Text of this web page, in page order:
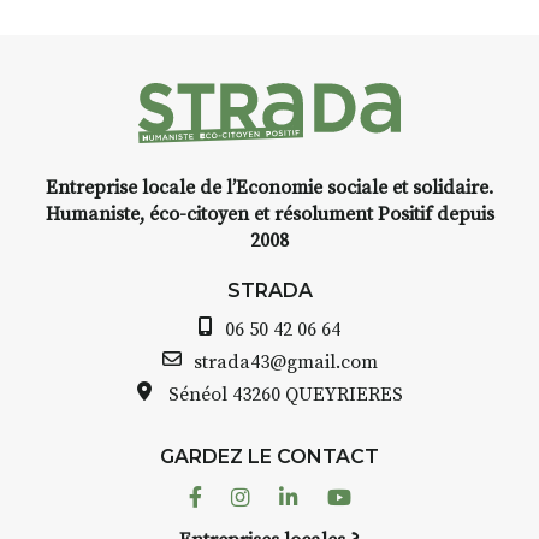
Entreprise locale de l’Economie sociale et solidaire.
Humaniste, éco-citoyen et résolument Positif depuis
2008
STRADA
06 50 42 06 64
strada43@gmail.com
Sénéol 43260 QUEYRIERES
GARDEZ LE CONTACT
FacebookInstagram
LinkedinYoutube